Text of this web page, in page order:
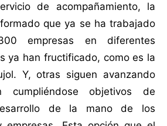
de acompañamiento, la
que ya se ha trabajado
empresas en diferentes
ya han fructificado, como es la
Y, otras siguen avanzando
cumpliéndose objetivos de
de la mano de los